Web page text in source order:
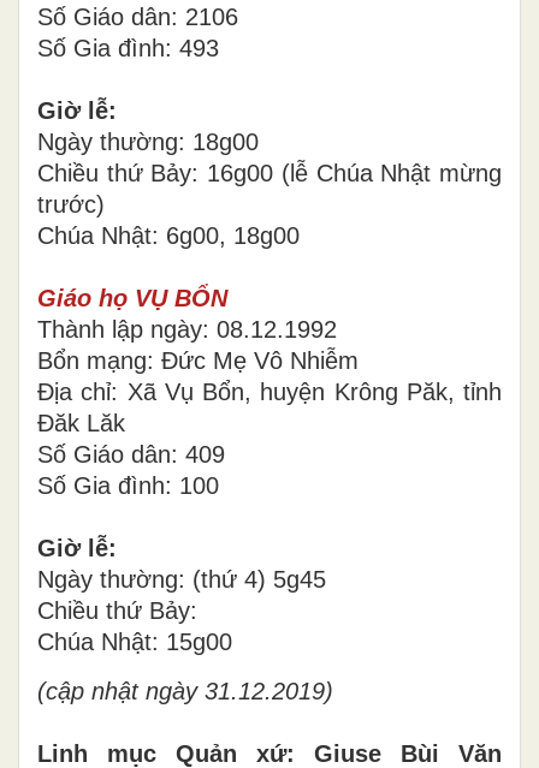
Số Giáo dân: 2106
Số Gia đình: 493
Giờ lễ:
Ngày thường: 18g00
Chiều thứ Bảy: 16g00 (lễ Chúa Nhật mừng
trước)
Chúa Nhật: 6g00, 18g00
Giáo họ VỤ BỔN
Thành lập ngày: 08.12.1992
Bổn mạng: Đức Mẹ Vô Nhiễm
Địa chỉ: Xã Vụ Bổn, huyện Krông Păk, tỉnh
Đăk Lăk
Số Giáo dân: 409
Số Gia đình: 100
Giờ lễ:
Ngày thường: (thứ 4) 5g45
Chiều thứ Bảy:
Chúa Nhật: 15g00
(cập nhật ngày 31.12.2019)
Linh mục Quản xứ: Giuse Bùi Văn